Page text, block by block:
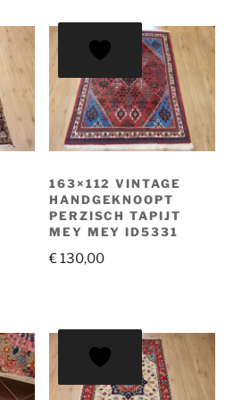
163×112 VINTAGE
HANDGEKNOOPT
PERZISCH TAPIJT
MEY MEY ID5331
€130,00